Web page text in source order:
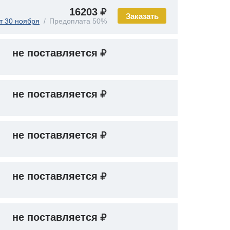
Заказать
16203
30 ноября Предоплата 50%
не поставляется
не поставляется
не поставляется
не поставляется
не поставляется